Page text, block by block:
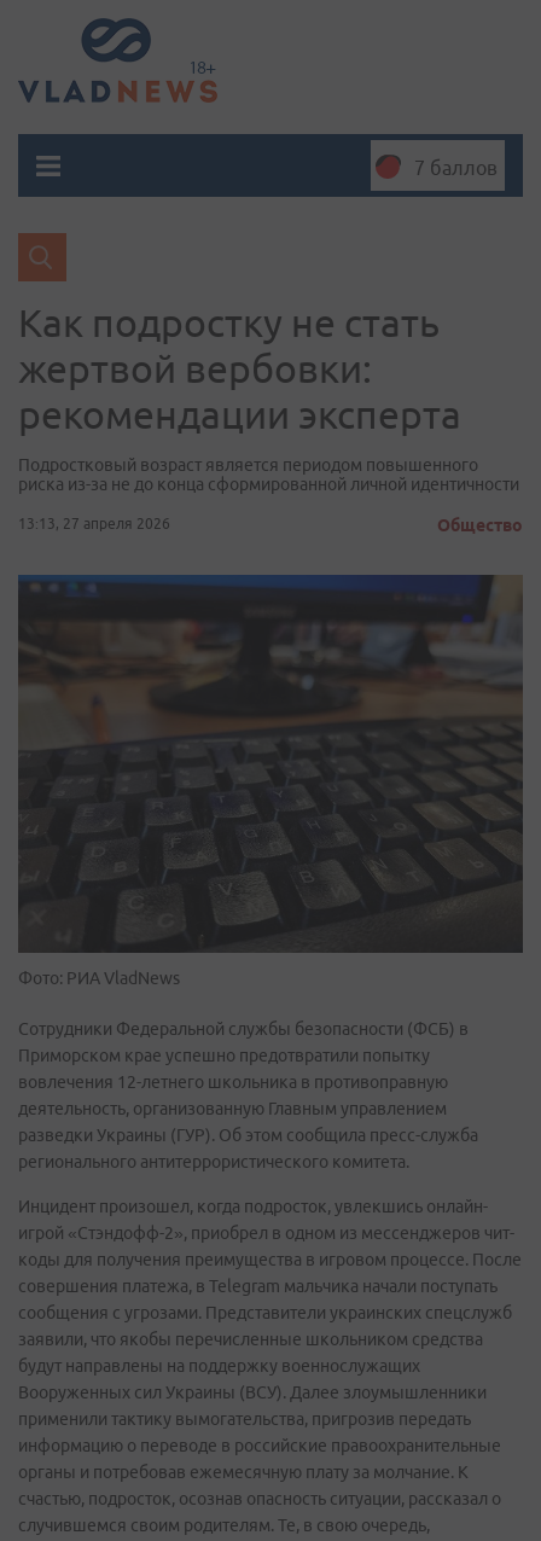
7 баллов
Как подростку не стать
жертвой вербовки:
рекомендации эксперта
Подростковый возраст является периодом повышенного
риска из-за не до конца сформированной личной идентичности
13:13, 27 апреля 2026 Общество
Фото: РИА VladNews
Сотрудники Федеральной службы безопасности (ФСБ) в
Приморском крае успешно предотвратили попытку
вовлечения 12-летнего школьника в противоправную
деятельность, организованную Главным управлением
разведки Украины (ГУР). Об этом сообщила пресс-служба
регионального антитеррористического комитета.
Инцидент произошел, когда подросток, увлекшись онлайн-
игрой «Стэндофф-2», приобрел в одном из мессенджеров чит-
коды для получения преимущества в игровом процессе. После
совершения платежа, в Telegram мальчика начали поступать
сообщения с угрозами. Представители украинских спецслужб
заявили, что якобы перечисленные школьником средства
будут направлены на поддержку военнослужащих
Вооруженных сил Украины (ВСУ). Далее злоумышленники
применили тактику вымогательства, пригрозив передать
информацию о переводе в российские правоохранительные
органы и потребовав ежемесячную плату за молчание. К
счастью, подросток, осознав опасность ситуации, рассказал о
случившемся своим родителям. Те, в свою очередь,